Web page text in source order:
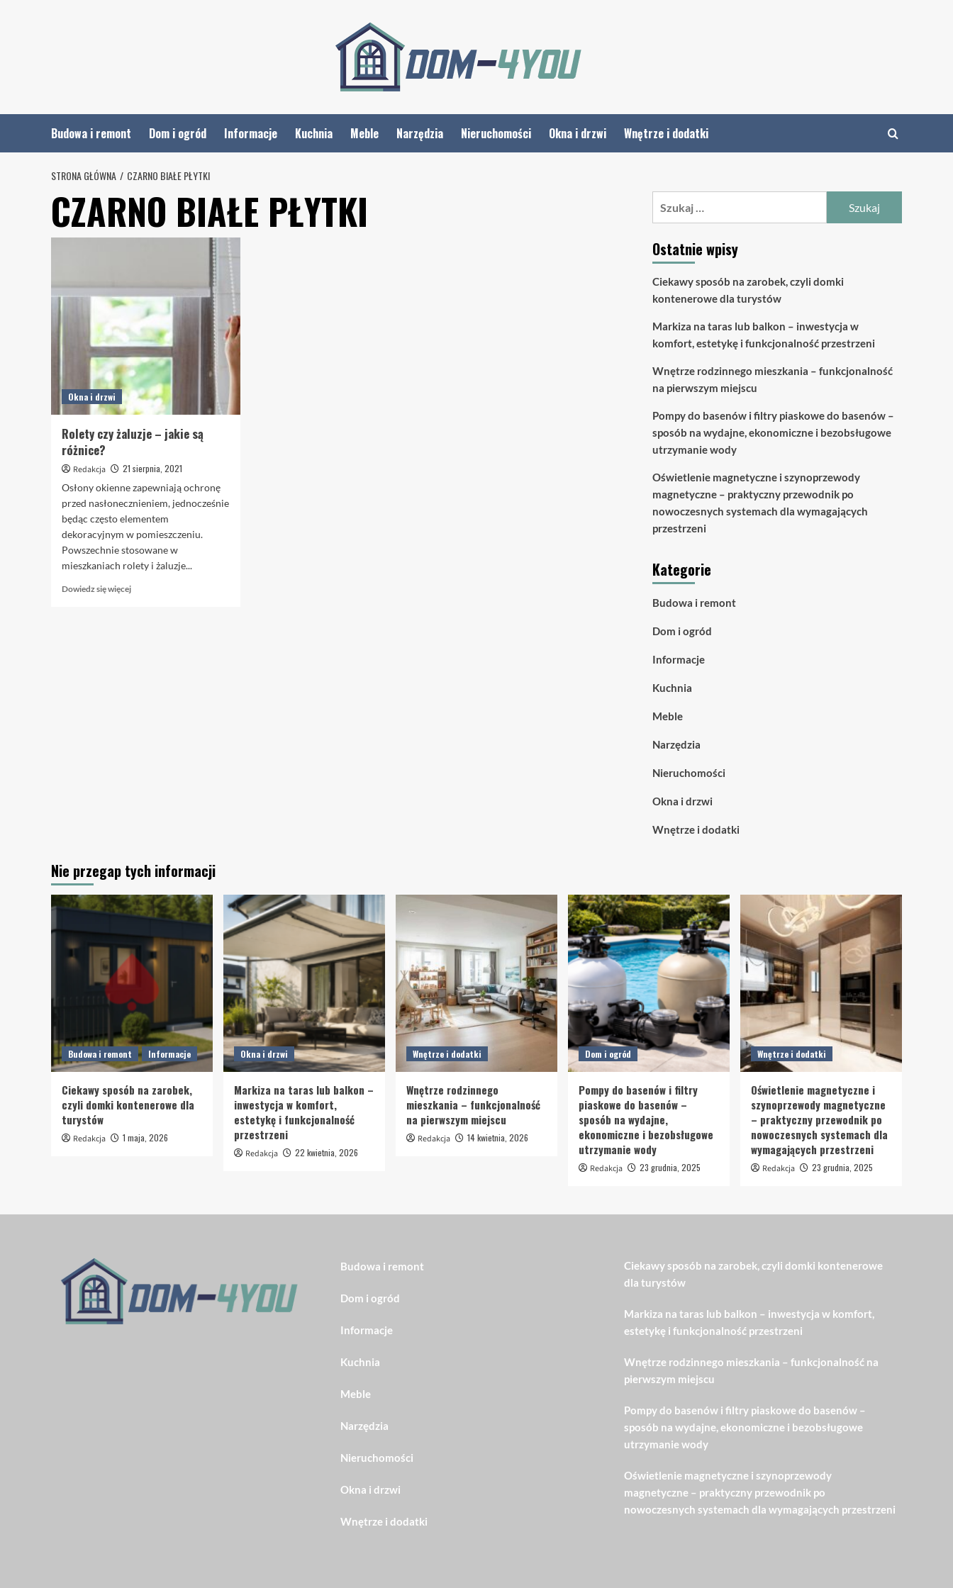
Budowa i remont Dom i ogród Informacje Kuchnia Meble Narzędzia Nieruchomości Okna i drzwi Wnętrze i dodatki
STRONA GŁÓWNA CZARNO BIAŁE PŁYTKI
CZARNO BIAŁE PŁYTKI
Okna i drzwi
Rolety czy żaluzje – jakie są
różnice?
Redakcja
21 sierpnia, 2021
Osłony okienne zapewniają ochronę
przed nasłonecznieniem, jednocześnie
będąc często elementem
dekoracyjnym w pomieszczeniu.
Powszechnie stosowane w
mieszkaniach rolety i żaluzje...
Dowiedz się więcejDowiedz
Ostatnie wpisy
Ciekawy sposób na zarobek, czyli domki
kontenerowe dla turystów
Markiza na taras lub balkon – inwestycja w
komfort, estetykę i funkcjonalność przestrzeni
Wnętrze rodzinnego mieszkania – funkcjonalność
na pierwszym miejscu
Pompy do basenów i filtry piaskowe do basenów –
sposób na wydajne, ekonomiczne i bezobsługowe
utrzymanie wody
Oświetlenie magnetyczne i szynoprzewody
magnetyczne – praktyczny przewodnik po
nowoczesnych systemach dla wymagających
przestrzeni
Kategorie
Budowa i remont
Dom i ogród
Informacje
Kuchnia
Meble
Narzędzia
Nieruchomości
Okna i drzwi
Wnętrze i dodatki
Nie przegap tych informacji
Budowa i remont Informacje
Ciekawy sposób na zarobek,
czyli domki kontenerowe dla
turystów
Redakcja 1 maja, 2026
Okna i drzwi
Markiza na taras lub balkon –
inwestycja w komfort,
estetykę i funkcjonalność
przestrzeni
Redakcja 22 kwietnia, 2026
Wnętrze i dodatki
Wnętrze rodzinnego
mieszkania – funkcjonalność
na pierwszym miejscu
Redakcja 14 kwietnia, 2026
Dom i ogród
Pompy do basenów i filtry
piaskowe do basenów –
sposób na wydajne,
ekonomiczne i bezobsługowe
utrzymanie wody
Redakcja 23 grudnia, 2025
Wnętrze i dodatki
Oświetlenie magnetyczne i
szynoprzewody magnetyczne
– praktyczny przewodnik po
nowoczesnych systemach dla
wymagających przestrzeni
Redakcja 23 grudnia, 2025
Budowa i remont
Dom i ogród
Informacje
Kuchnia
Meble
Narzędzia
Nieruchomości
Okna i drzwi
Wnętrze i dodatki
Ciekawy sposób na zarobek, czyli domki kontenerowe
dla turystów
Markiza na taras lub balkon – inwestycja w komfort,
estetykę i funkcjonalność przestrzeni
Wnętrze rodzinnego mieszkania – funkcjonalność na
pierwszym miejscu
Pompy do basenów i filtry piaskowe do basenów –
sposób na wydajne, ekonomiczne i bezobsługowe
utrzymanie wody
Oświetlenie magnetyczne i szynoprzewody
magnetyczne – praktyczny przewodnik po
nowoczesnych systemach dla wymagających przestrzeni